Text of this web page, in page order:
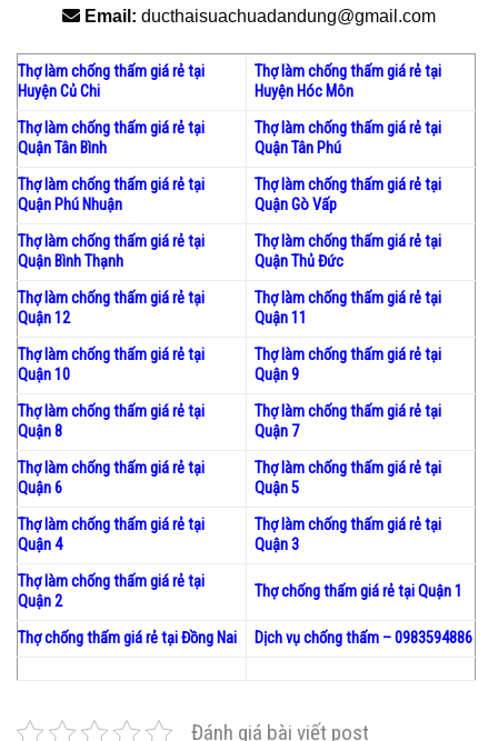
Email: ducthaisuachuadandung@gmail.com
Thợ làm chống thấm giá rẻ tại
Huyện Củ Chi
Thợ làm chống thấm giá rẻ tại
Huyện Hóc Môn
Thợ làm chống thấm giá rẻ tại
Quận Tân Bình
Thợ làm chống thấm giá rẻ tại
Quận Tân Phú
Thợ làm chống thấm giá rẻ tại
Quận Phú Nhuận
Thợ làm chống thấm giá rẻ tại
Quận Gò Vấp
Thợ làm chống thấm giá rẻ tại
Quận Bình Thạnh
Thợ làm chống thấm giá rẻ tại
Quận Thủ Đức
Thợ làm chống thấm giá rẻ tại
Quận 12
Thợ làm chống thấm giá rẻ tại
Quận 11
Thợ làm chống thấm giá rẻ tại
Quận 10
Thợ làm chống thấm giá rẻ tại
Quận 9
Thợ làm chống thấm giá rẻ tại
Quận 8
Thợ làm chống thấm giá rẻ tại
Quận 7
Thợ làm chống thấm giá rẻ tại
Quận 6
Thợ làm chống thấm giá rẻ tại
Quận 5
Thợ làm chống thấm giá rẻ tại
Quận 4
Thợ làm chống thấm giá rẻ tại
Quận 3
Thợ làm chống thấm giá rẻ tại
Quận 2
Thợ chống thấm giá rẻ tại Quận 1
Thợ chống thấm giá rẻ tại Đồng Nai Dịch vụ chống thấm – 0983594886
Đánh giá bài viết post